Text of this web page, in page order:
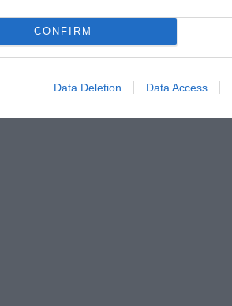
CONFIRM
Data Deletion Data Access